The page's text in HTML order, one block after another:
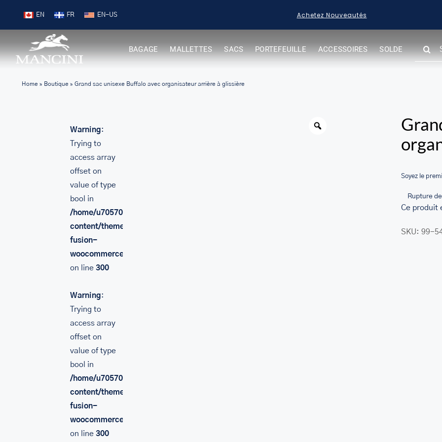
EN FR
Livraison gratuite pour les commandes 99 $ + Achetez Nouveautés
BAGAGE MALLETTES SACS PORTEFEUILLE ACCESSOIRES SOLDE
FOR:
Home» Boutique» Grand sac unisexe Buffalo avec organisateur arrière à glissière
Warning:
Trying to
access array
offset on
value of type
bool in
/home/u705708840/domains/mancinileather.com/public_html/wp-
content/themes/Avada/includes/lib/inc/class-
fusion-
woocommerce.php
on line 300
Warning:
Trying to
access array
offset on
value of type
bool in
/home/u705708840/domains/mancinileather.com/public_html/wp-
content/themes/Avada/includes/lib/inc/class-
fusion-
woocommerce.php
on line 300
Soyez le
Rupture
Ce produit
SKU:99-